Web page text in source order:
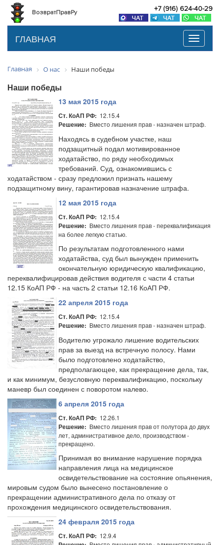
ВозвратПравРу +7 (916) 624-40-29
Toggle
ГЛАВНАЯ
Главная О нас Наши победы
Наши победы
13 мая 2015 года
Ст. КоАП РФ: 12.15.4
Решение: Вместо лишения прав - назначен штраф.
Находясь в судебном участке, наш
подзащитный подал мотивированное
ходатайство, по ряду необходимых
требований. Суд, ознакомившись с
ходатайством - сразу предложил признать нашему
подзащитному вину, гарантировав назначение штрафа.
12 мая 2015 года
Ст. КоАП РФ: 12.15.4
Решение: Вместо лишения прав - переквалификация
на более легкую статью.
По результатам подготовленного нами
ходатайства, суд был вынужден применить
окончательную юридическую квалификацию,
переквалифицировав действия водителя с части 4 статьи
12.15 КоАП РФ - на часть 2 статьи 12.16 КоАП РФ.
22 апреля 2015 года
Ст. КоАП РФ: 12.15.4
Решение: Вместо лишения прав - назначен штраф.
Водителю угрожало лишение водительских
прав за выезд на встречную полосу. Нами
было подготовлено ходатайство,
предполагающее, как прекращение дела, так,
и как минимум, безусловную переквалификацию, поскольку
маневр был соединен с поворотом налево.
6 апреля 2015 года
Ст. КоАП РФ: 12.26.1
Решение: Вместо лишения прав от полутора до двух
лет, административное дело, производством -
прекращено.
Принимая во внимание нарушение порядка
направления лица на медицинское
освидетельствование на состояние опьянения,
мировым судом было вынесено постановление о
прекращении административного дела по отказу от
прохождения медицинского освидетельствования.
24 февраля 2015 года
Ст. КоАП РФ: 12.9.4